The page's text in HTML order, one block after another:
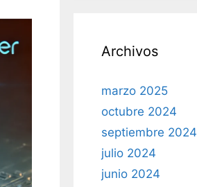
Archivos
marzo 2025
octubre 2024
septiembre 2024
julio 2024
junio 2024